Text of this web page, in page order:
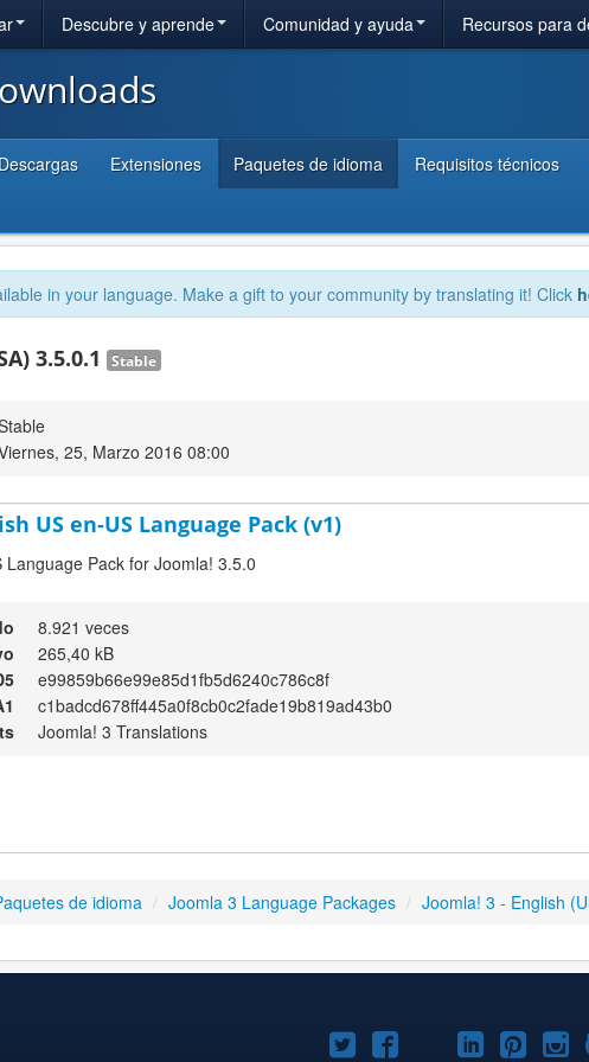
Descubre y aprende Comunidad y ayuda Recursos para
Descargas Extensiones Paquetes de idioma Requisitos técnicos
in your language. Make a gift to your community by translating it! Click
3.5.0.1 Stable
25, Marzo 2016 08:00
US en-US Language Pack (v1)
Pack for Joomla! 3.5.0
8.921 veces
265,40 kB
e99859b66e99e85d1fb5d6240c786c8f
c1badcd678ff445a0f8cb0c2fade19b819ad43b0
Joomla! 3 Translations
de idioma / Joomla 3 Language Packages / Joomla! 3 - English
Joomla!Joomla!Joomla!
Joomla!